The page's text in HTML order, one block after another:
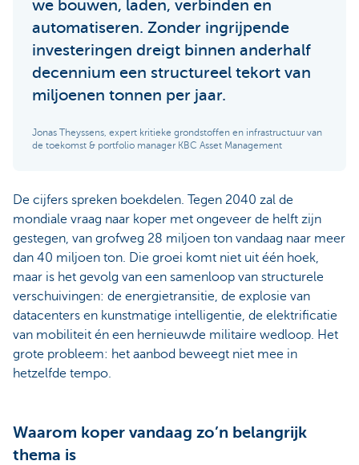
we bouwen, laden, verbinden en
automatiseren. Zonder ingrijpende
investeringen dreigt binnen anderhalf
decennium een structureel tekort van
miljoenen tonnen per jaar.
Jonas Theyssens, expert kritieke grondstoffen en infrastructuur van
de toekomst & portfolio manager KBC Asset Management
De cijfers spreken boekdelen. Tegen 2040 zal de
mondiale vraag naar koper met ongeveer de helft zijn
gestegen, van grofweg 28 miljoen ton vandaag naar meer
dan 40 miljoen ton. Die groei komt niet uit één hoek,
maar is het gevolg van een samenloop van structurele
verschuivingen: de energietransitie, de explosie van
datacenters en kunstmatige intelligentie, de elektrificatie
van mobiliteit én een hernieuwde militaire wedloop. Het
grote probleem: het aanbod beweegt niet mee in
hetzelfde tempo.
Waarom koper vandaag zo’n belangrijk
thema is